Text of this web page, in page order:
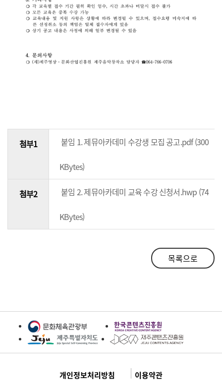
첨부1 붙임 1. 제뮤아카데미 수강생 모집 공고.pdf (300
KBytes)
첨부2 붙임 2. 제뮤아카데미 교육 수강 신청서.hwp (74
KBytes)
목록으로
개인정보처리방침 이용약관